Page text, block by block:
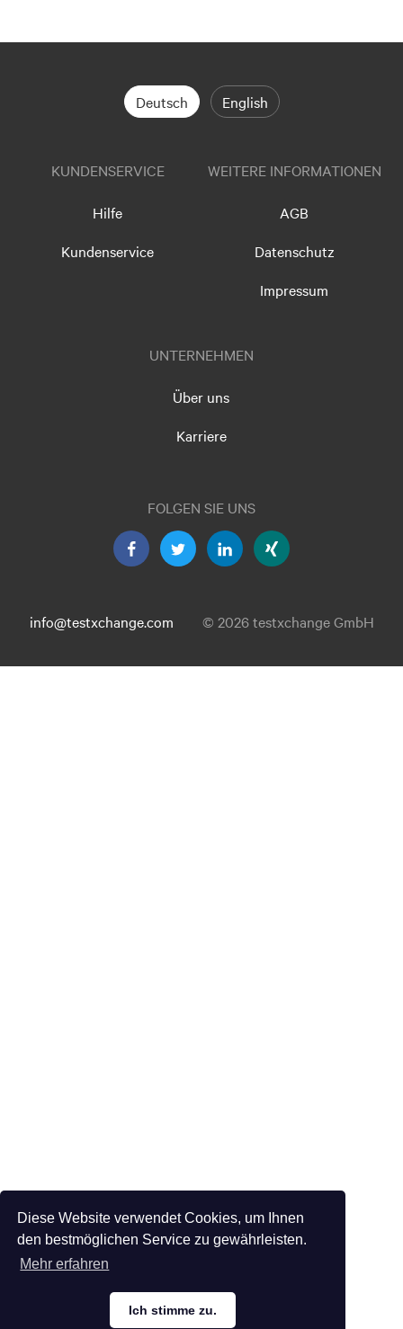
Diese Website verwendet Cookies, um Ihnen
den bestmöglichen Service zu gewährleisten.
Mehr erfahren
Ich stimme zu.
Deutsch English
KUNDENSERVICE
Hilfe
Kundenservice
WEITERE INFORMATIONEN
AGB
Datenschutz
Impressum
UNTERNEHMEN
Über uns
Karriere
FOLGEN SIE UNS
info@testxchange.com © 2026 testxchange GmbH